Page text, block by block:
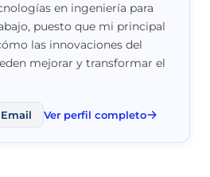
en ingeniería para
puesto que mi principal
las innovaciones del
mejorar y transformar el
Email Ver perfil completo